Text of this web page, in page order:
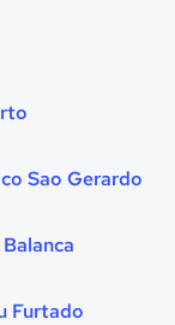
Sao Gerardo
Furtado